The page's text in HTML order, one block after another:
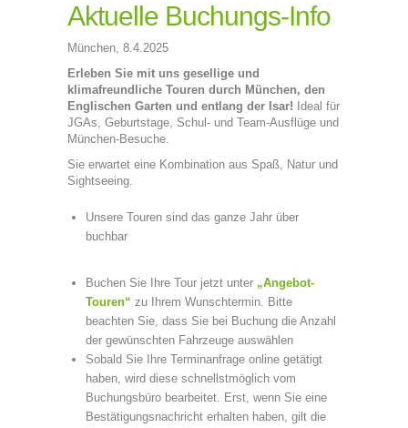
Aktuelle Buchungs-Info
München, 8.4.2025
Erleben Sie mit uns gesellige und
klimafreundliche Touren durch München, den
Englischen Garten und entlang der Isar! Ideal für
JGAs, Geburtstage, Schul- und Team-Ausflüge und
München-Besuche.
Sie erwartet eine Kombination aus Spaß, Natur und
Sightseeing.
Unsere Touren sind das ganze Jahr über
buchbar
Buchen Sie Ihre Tour jetzt unter „Angebot-
Touren“ zu Ihrem Wunschtermin. Bitte
beachten Sie, dass Sie bei Buchung die Anzahl
der gewünschten Fahrzeuge auswählen
Sobald Sie Ihre Terminanfrage online getätigt
haben, wird diese schnellstmöglich vom
Buchungsbüro bearbeitet. Erst, wenn Sie eine
Bestätigungsnachricht erhalten haben, gilt die